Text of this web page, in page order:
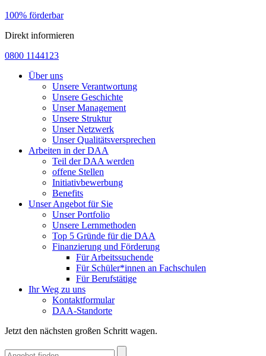
100% förderbar
Direkt informieren
0800 1144123
Über uns
Unsere Verantwortung
Unsere Geschichte
Unser Management
Unsere Struktur
Unser Netzwerk
Unser Qualitätsversprechen
Arbeiten in der DAA
Teil der DAA werden
offene Stellen
Initiativbewerbung
Benefits
Unser Angebot für Sie
Unser Portfolio
Unsere Lernmethoden
Top 5 Gründe für die DAA
Finanzierung und Förderung
Für Arbeitssuchende
Für Schüler*innen an Fachschulen
Für Berufstätige
Ihr Weg zu uns
Kontaktformular
DAA-Standorte
Jetzt den nächsten großen Schritt wagen.